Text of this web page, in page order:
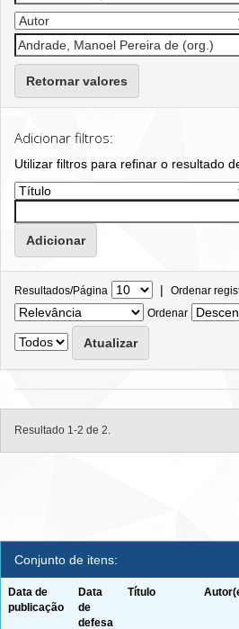
Retornar valores
Adicionar filtros:
Utilizar filtros para refinar o resultado
Resultados/Página | Ordenar
Ordenar
Resultado 1-2 de 2.
Conjunto de itens:
Data de
publicação
Data
de
defesa
Título